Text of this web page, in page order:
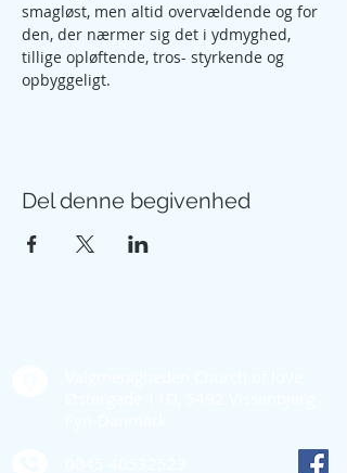
smagløst, men altid overvældende og for
den, der nærmer sig det i ydmyghed,
tillige opløftende, tros- styrkende og
opbyggeligt.
Del denne begivenhed